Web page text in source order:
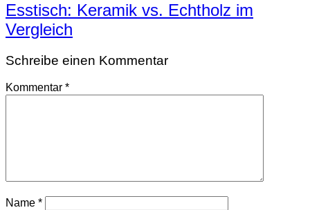
Esstisch: Keramik vs. Echtholz im
Vergleich
Schreibe einen Kommentar
Kommentar *
Name *